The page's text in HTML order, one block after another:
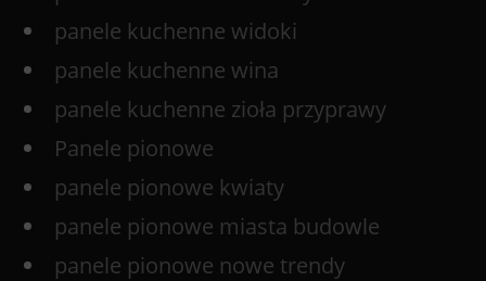
panele kuchenne widoki
panele kuchenne wina
panele kuchenne zioła przyprawy
Panele pionowe
panele pionowe kwiaty
panele pionowe miasta budowle
panele pionowe nowe trendy